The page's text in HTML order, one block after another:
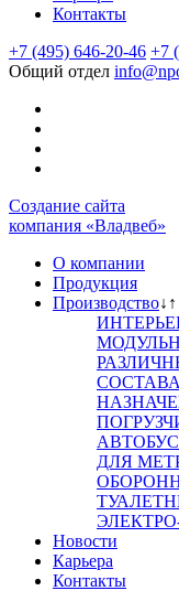
Контакты
+7 (495) 646-20-46 +7
Общий отдел
Создание cайта
компания «Владвеб»
О компании
Продукция
Производство↓ ↑
ДЛЯ
Новости
Карьера
Контакты